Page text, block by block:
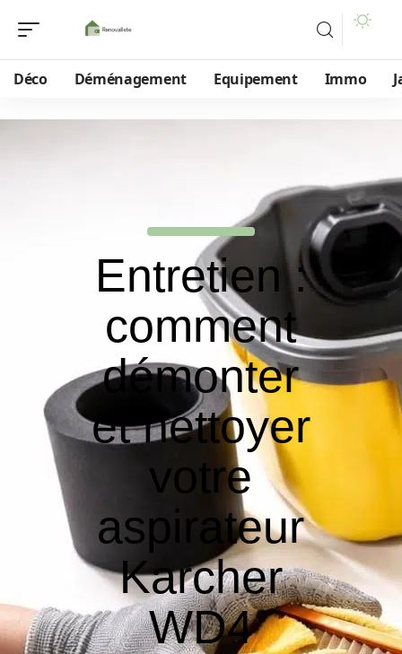
Déco Déménagement Equipement Immo
Entretien :
comment
démonter
et nettoyer
votre
aspirateur
Karcher
WD4